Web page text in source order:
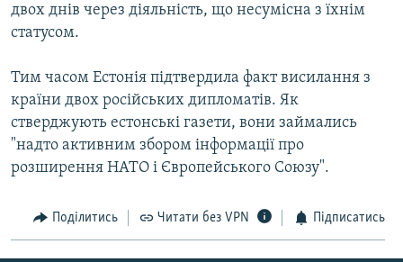
КРИМ РЕАЛІЇ
РУС
УКР
КТАТ
двох днів через діяльність, що несумісна з їхнім
статусом.
Тим часом Естонія підтвердила факт висилання з
країни двох російських дипломатів. Як
стверджують естонські газети, вони займались
"надто активним збором інформації про
розширення НАТО і Європейського Союзу".
Поділитись Читати без VPN Підписатись